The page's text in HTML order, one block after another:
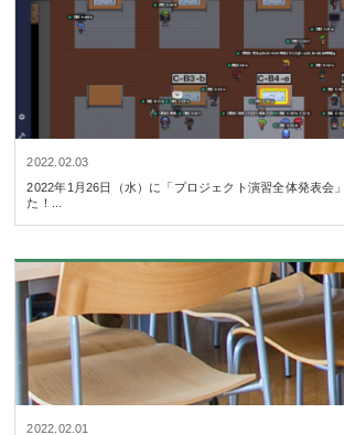
2022.02.03
2022年1月26日（水）に「プロジェクト演習全体発表会
た！...
2022.02.01